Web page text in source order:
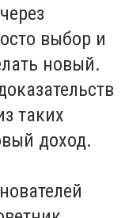
выбор и
новый.
таких
доход.